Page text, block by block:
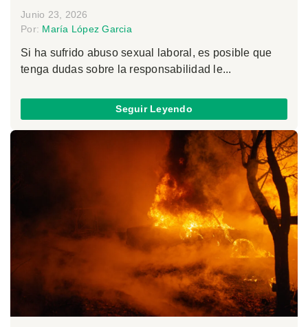
Junio 23, 2026
Por: María López Garcia
Si ha sufrido abuso sexual laboral, es posible que
tenga dudas sobre la responsabilidad le...
Seguir Leyendo